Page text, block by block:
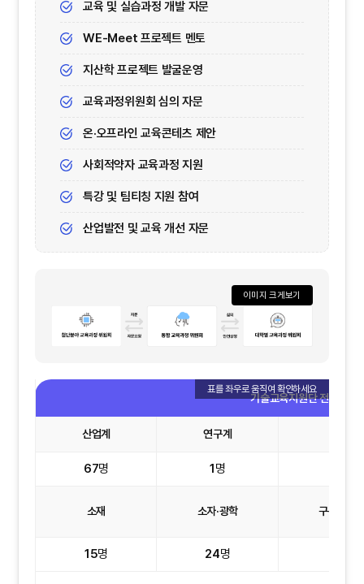
교육 및 실습과정 개발 자문
WE-Meet 프로젝트 멘토
지산학 프로젝트 발굴운영
교육과정위원회 심의 자문
온·오프라인 교육콘테츠 제안
사회적약자 교육과정 지원
특강 및 팀티칭 지원 참여
산업발전 및 교육 개선 자문
이미지 크게보기
기술교육지원단 전문 위
산업계 연구계
67명 1명
소재 소자·광학 구동·시스
15명 24명